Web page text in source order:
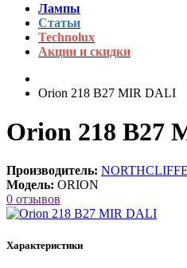
Лампы
Статьи
Technolux
Акции и скидки
Orion 218 B27 MIR DALI
Orion 218 B27
Производитель: NORTHCLIFFE
Модель: ORION
0 отзывов
Характеристики